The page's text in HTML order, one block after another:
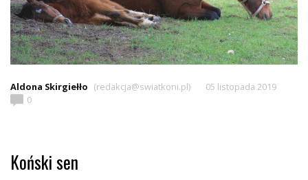
Aldona Skirgiełło (redakcja@swiatkoni.pl)
05 listopada 2019
0
Koński sen